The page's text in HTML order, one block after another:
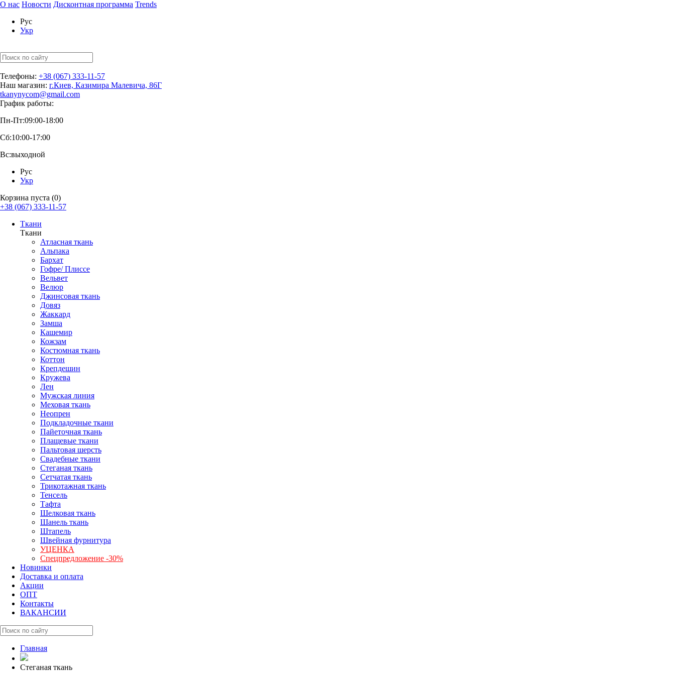
О нас Новости Дисконтная программа Trends
Рус
Укр
Телефоны: +38 (067) 333-11-57
Наш магазин: г.Киев, Казимира Малевича, 86Г
tkanynycom@gmail.com
График работы:
Пн-Пт:09:00-18:00
Сб:10:00-17:00
Вс:выходной
Рус
Укр
Корзина пуста (0)
+38 (067) 333-11-57
Ткани
Ткани
Атласная ткань
Альпака
Бархат
Гофре/ Плиссе
Вельвет
Велюр
Джинсовая ткань
Довяз
Жаккард
Замша
Кашемир
Кожзам
Костюмная ткань
Коттон
Крепдешин
Кружева
Лен
Мужская линия
Меховая ткань
Неопрен
Подкладочные ткани
Пайеточная ткань
Плащевые ткани
Пальтовая шерсть
Свадебные ткани
Стеганая ткань
Сетчатая ткань
Трикотажная ткань
Тенсель
Тафта
Шелковая ткань
Шанель ткань
Штапель
Швейная фурнитура
УЦЕНКА
Спецпредложение -30%
Новинки
Доставка и оплата
Акции
ОПТ
Контакты
ВАКАНСИИ
Главная
Стеганая ткань